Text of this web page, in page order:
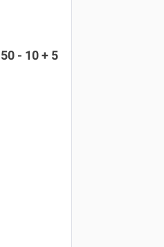
- 10 + 5